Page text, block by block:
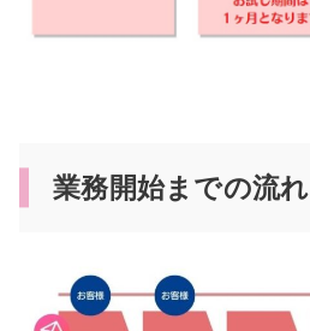
業務開始までの流れ